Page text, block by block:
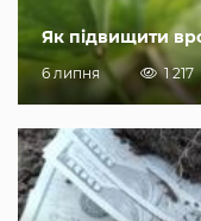
Як підвищити
6 липня 1 217